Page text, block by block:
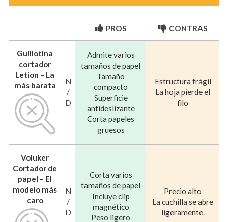
PROS CONTRAS
Guillotina
cortador
Letion – La
más barata
N
/
D
Admite varios
tamaños de papel
Tamaño
compacto
Superficie
antideslizante
Corta papeles
gruesos
Estructura frágil
La hoja pierde el
filo
Voluker
Cortador de
papel – El
modelo más
caro
N
/
D
Corta varios
tamaños de papel
Incluye clip
magnético
Peso ligero
Precio alto
La cuchilla se abre
ligeramente.